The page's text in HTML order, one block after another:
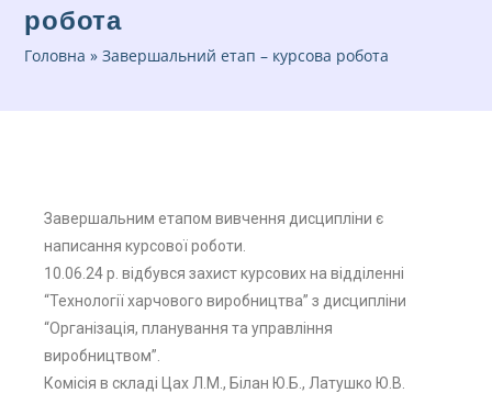
робота
Головна »Завершальний етап – курсова робота
Завершальним етапом вивчення дисципліни є
написання курсової роботи.
10.06.24 р. відбувся захист курсових на відділенні
“Технології харчового виробництва” з дисципліни
“Організація, планування та управління
виробництвом”.
Комісія в складі Цах Л.М., Білан Ю.Б., Латушко Ю.В.